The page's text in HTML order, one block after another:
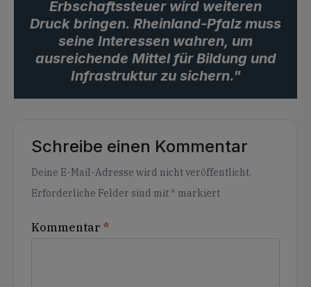
Erbschaftssteuer wird weiteren
Druck bringen. Rheinland-Pfalz muss
seine Interessen wahren, um
ausreichende Mittel für Bildung und
Infrastruktur zu sichern."
Schreibe einen Kommentar
Deine E-Mail-Adresse wird nicht veröffentlicht.
Erforderliche Felder sind mit * markiert
Kommentar *
Alternative: